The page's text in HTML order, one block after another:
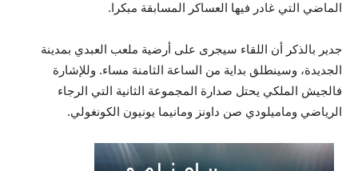
الماضي التي غادر فيها العساكر المسابقة مبكرا.
جدير بالذكر أن اللقاء سيجرى على أرضية ملعب العبدي بمدينة
الجديدة، وسينطلق بداية من الساعة الثامنة مساء. وللإشارة
فالجيش الملكي يحتل صدارة المجموعة الثانية التي الرجاء
الرياضي وماميلودي صن داونز ومانيما يونيون الكونغولي.